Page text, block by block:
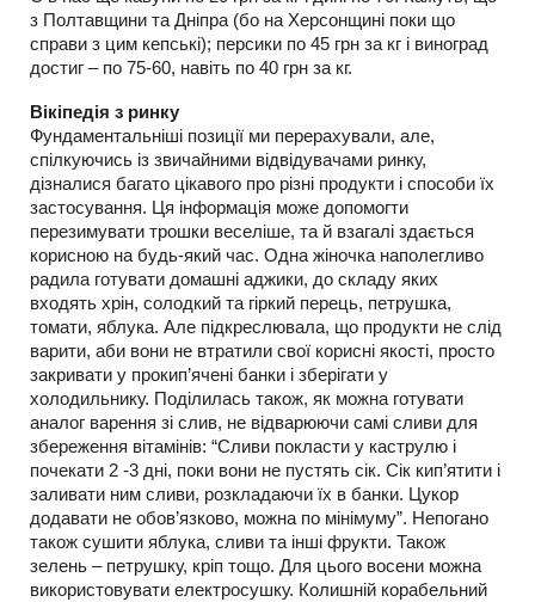
з Полтавщини та Дніпра (бо на Херсонщині поки що
справи з цим кепські); персики по 45 грн за кг і виноград
достиг – по 75-60, навіть по 40 грн за кг.
Вікіпедія з ринку
Фундаментальніші позиції ми перерахували, але,
спілкуючись із звичайними відвідувачами ринку,
дізналися багато цікавого про різні продукти і способи їх
застосування. Ця інформація може допомогти
перезимувати трошки веселіше, та й взагалі здається
корисною на будь-який час. Одна жіночка наполегливо
радила готувати домашні аджики, до складу яких
входять хрін, солодкий та гіркий перець, петрушка,
томати, яблука. Але підкреслювала, що продукти не слід
варити, аби вони не втратили свої корисні якості, просто
закривати у прокип’ячені банки і зберігати у
холодильнику. Поділилась також, як можна готувати
аналог варення зі слив, не відварюючи самі сливи для
збереження вітамінів: “Сливи покласти у каструлю і
почекати 2 -3 дні, поки вони не пустять сік. Сік кип’ятити і
заливати ним сливи, розкладаючи їх в банки. Цукор
додавати не обов’язково, можна по мінімуму”. Непогано
також сушити яблука, сливи та інші фрукти. Також
зелень – петрушку, кріп тощо. Для цього восени можна
використовувати електросушку. Колишній корабельний